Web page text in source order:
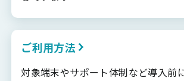
ご利用方法
対象端末やサポート体制など導入前